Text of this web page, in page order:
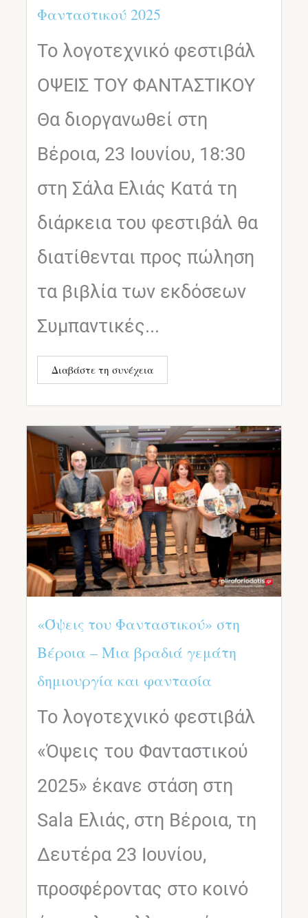
Φανταστικού 2025
Το λογοτεχνικό φεστιβάλ
ΟΨΕΙΣ ΤΟΥ ΦΑΝΤΑΣΤΙΚΟΥ
Θα διοργανωθεί στη
Βέροια, 23 Ιουνίου, 18:30
στη Σάλα Ελιάς Κατά τη
διάρκεια του φεστιβάλ θα
διατίθενται προς πώληση
τα βιβλία των εκδόσεων
Συμπαντικές...
Διαβάστε τη συνέχεια
«Όψεις του Φανταστικού» στη
Βέροια – Μια βραδιά γεμάτη
δημιουργία και φαντασία
Το λογοτεχνικό φεστιβάλ
«Όψεις του Φανταστικού
2025» έκανε στάση στη
Sala Ελιάς, στη Βέροια, τη
Δευτέρα 23 Ιουνίου,
προσφέροντας στο κοινό